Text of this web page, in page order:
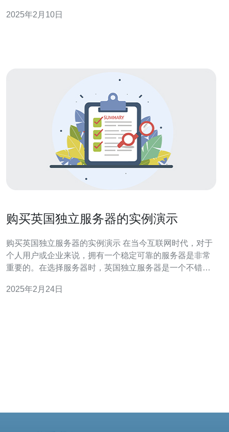
据。本文将解析欧洲卡车2线上服务器的工作原理和优化方
2025年2月10日
购买英国独立服务器的实例演示
购买英国独立服务器的实例演示 在当今互联网时代，对于
个人用户或企业来说，拥有一个稳定可靠的服务器是非常
重要的。在选择服务器时，英国独立服务器是一个不错的
您需要选择一家可信赖的提供商。在英国，有很多知名的
2025年2月24日